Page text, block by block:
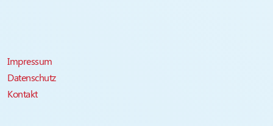
Impressum
Datenschutz
Kontakt